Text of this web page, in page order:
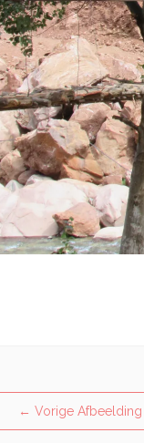
← Vorige Afbeelding